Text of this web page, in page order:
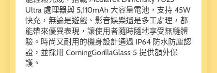
Ultra 處理器與 5,110mAh 大容量電池，支持 45W
快充，無論是遊戲、影音娛樂還是多工處理，都
能帶來優異表現，讓使用者隨時隨地享受無縫體
驗。時尚又耐用的機身設計通過 IP64 防水防塵認
證，並採用 CorningGorillaGlass 5 提供額外保
護。